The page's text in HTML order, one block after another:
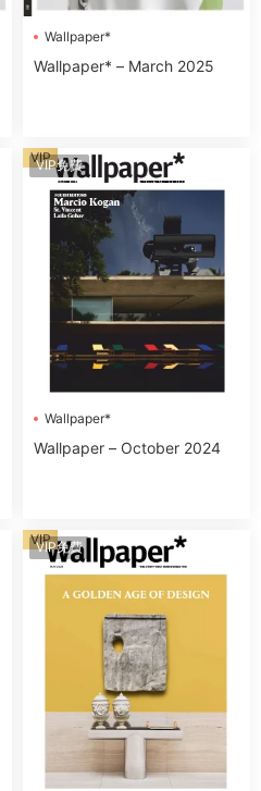
Wallpaper*
Wallpaper* – March 2025
VIP免費
Wallpaper*
Wallpaper – October 2024
VIP
VIP免費
VIP